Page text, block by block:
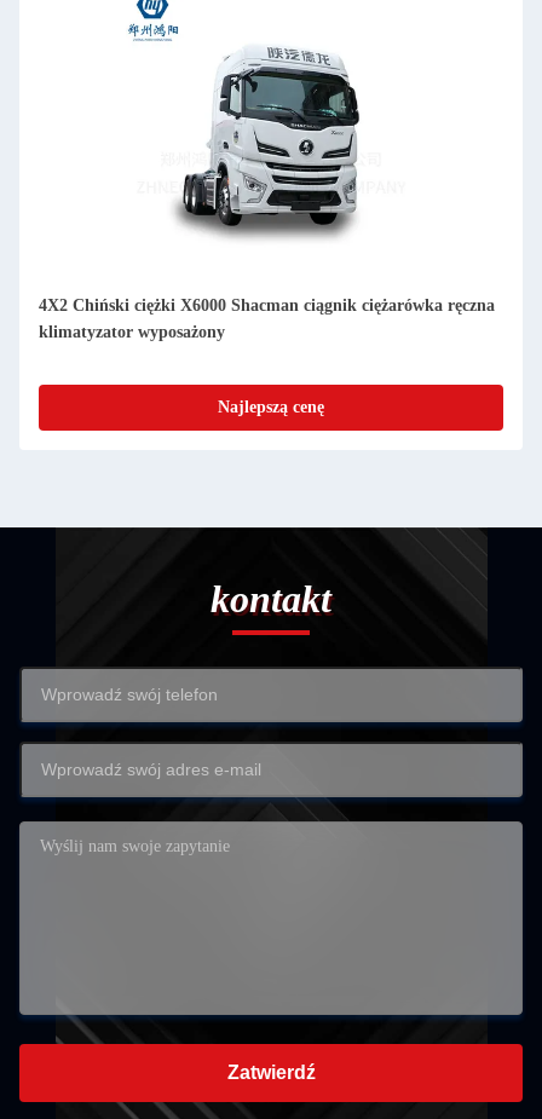
ciężki X6000 Shacman ciągnik ciężarówka ręczna
wyposażony
Najlepszą cenę
kontakt
Zatwierdź